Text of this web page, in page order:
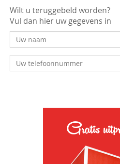
Wilt u teruggebeld worden?
Vul dan hier uw gegevens in
Gratis